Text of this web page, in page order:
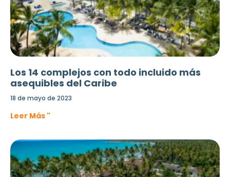
Los 14 complejos con todo incluido más
asequibles del Caribe
18 de mayo de 2023
Leer Más "